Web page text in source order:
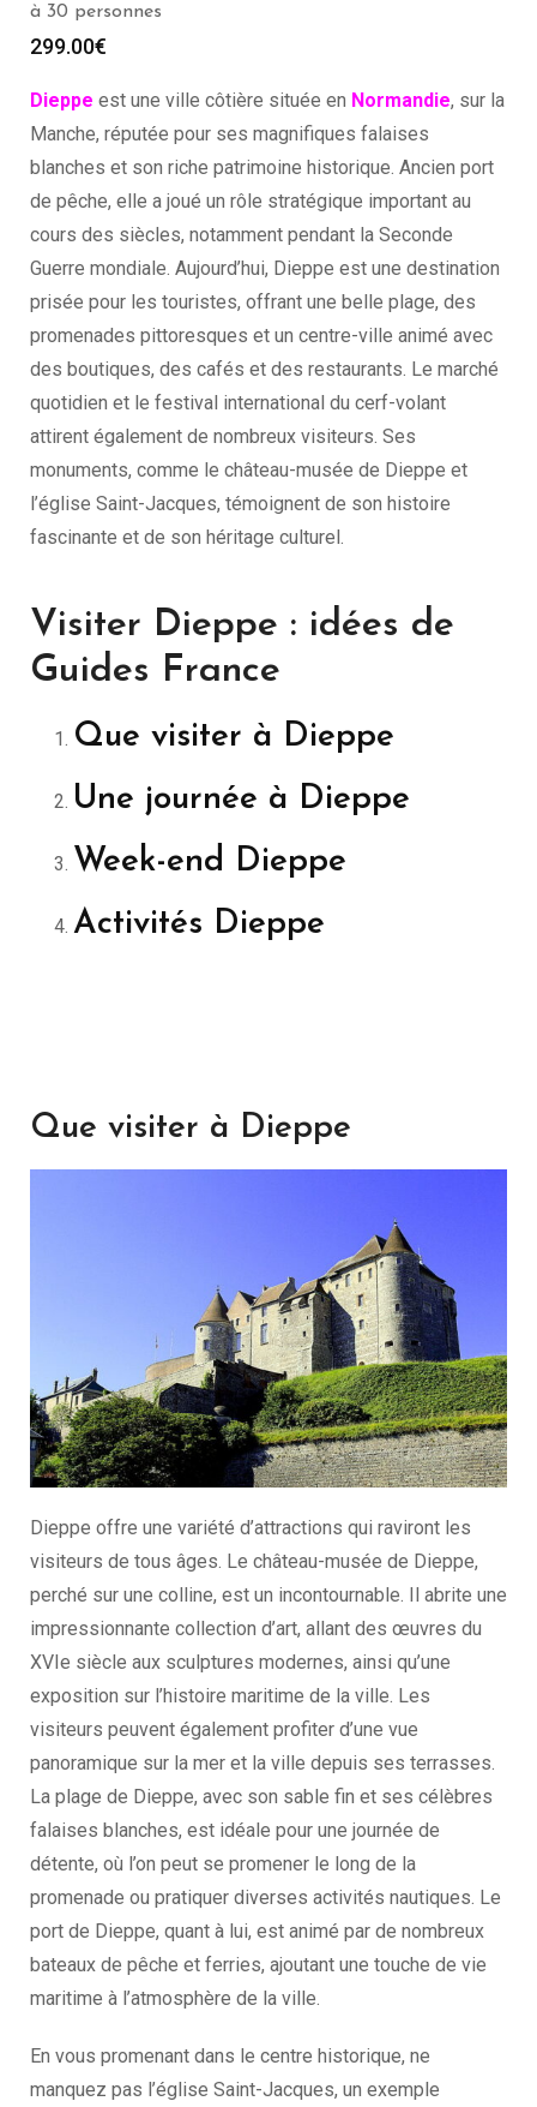
à 30 personnes
299.00€
Dieppe est une ville côtière située en Normandie, sur la
Manche, réputée pour ses magnifiques falaises
blanches et son riche patrimoine historique. Ancien port
de pêche, elle a joué un rôle stratégique important au
cours des siècles, notamment pendant la Seconde
Guerre mondiale. Aujourd’hui, Dieppe est une destination
prisée pour les touristes, offrant une belle plage, des
promenades pittoresques et un centre-ville animé avec
des boutiques, des cafés et des restaurants. Le marché
quotidien et le festival international du cerf-volant
attirent également de nombreux visiteurs. Ses
monuments, comme le château-musée de Dieppe et
l’église Saint-Jacques, témoignent de son histoire
fascinante et de son héritage culturel.
Visiter Dieppe : idées de
Guides France
Que visiter à Dieppe
Une journée à Dieppe
Week-end Dieppe
Activités Dieppe
Que visiter à Dieppe
Dieppe offre une variété d’attractions qui raviront les
visiteurs de tous âges. Le château-musée de Dieppe,
perché sur une colline, est un incontournable. Il abrite une
impressionnante collection d’art, allant des œuvres du
XVIe siècle aux sculptures modernes, ainsi qu’une
exposition sur l’histoire maritime de la ville. Les
visiteurs peuvent également profiter d’une vue
panoramique sur la mer et la ville depuis ses terrasses.
La plage de Dieppe, avec son sable fin et ses célèbres
falaises blanches, est idéale pour une journée de
détente, où l’on peut se promener le long de la
promenade ou pratiquer diverses activités nautiques. Le
port de Dieppe, quant à lui, est animé par de nombreux
bateaux de pêche et ferries, ajoutant une touche de vie
maritime à l’atmosphère de la ville.
En vous promenant dans le centre historique, ne
manquez pas l’église Saint-Jacques, un exemple